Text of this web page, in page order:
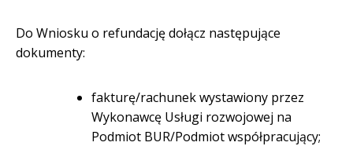
Do Wniosku o refundację dołącz następujące
dokumenty:
fakturę/rachunek wystawiony przez
Wykonawcę Usługi rozwojowej na
Podmiot BUR/Podmiot współpracujący;